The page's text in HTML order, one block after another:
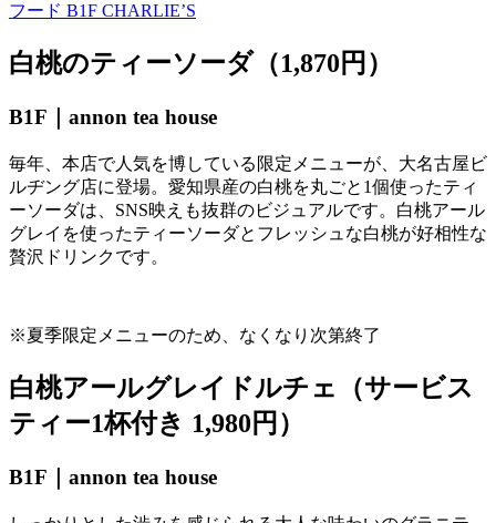
フード B1F CHARLIE’S
白桃のティーソーダ（1,870円）
B1F｜ annon tea house
毎年、本店で人気を博している限定メニューが、大名古屋ビ
ルヂング店に登場。愛知県産の白桃を丸ごと 1個使ったティ
ーソーダは、 SNS映えも抜群のビジュアルです。白桃アール
グレイを使ったティーソーダとフレッシュな白桃が好相性な
贅沢ドリンクです。
※夏季限定メニューのため、なくなり次第終了
白桃アールグレイドルチェ（サービス
ティー1杯付き 1,980円）
B1F｜ annon tea house